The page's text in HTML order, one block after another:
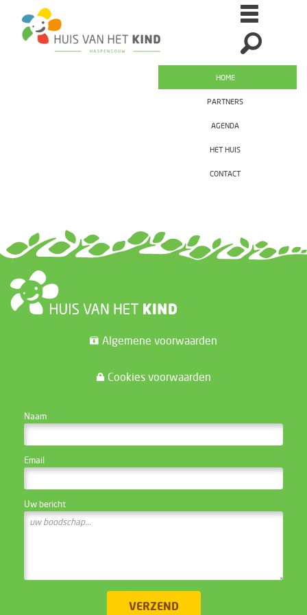
HOME
PARTNERS
AGENDA
HET HUIS
CONTACT
Algemene voorwaarden
Cookies voorwaarden
Naam
Email
Uw bericht
VERZEND